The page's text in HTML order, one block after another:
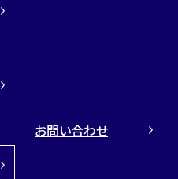
お問い合わせ